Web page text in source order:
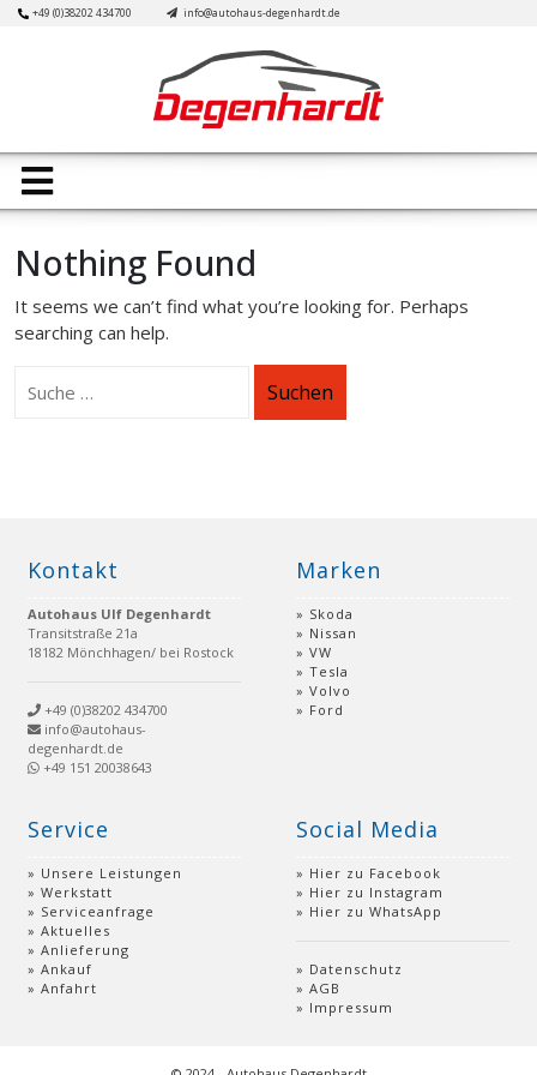
Skip+49 (0)38202 434700 info@autohaus-degenhardt.de
Open
Nothing Found
It seems we can’t find what you’re looking for. Perhaps
searching can help.
Suchen
Kontakt
Autohaus Ulf Degenhardt
Transitstraße 21a
18182 Mönchhagen/ bei Rostock
+49 (0)38202 434700
info@autohaus-
degenhardt.de
+49 151 20038643
Marken
Skoda
Nissan
VW
Tesla
Volvo
Ford
Service
Unsere Leistungen
Werkstatt
Serviceanfrage
Aktuelles
Anlieferung
Ankauf
Anfahrt
Social Media
Hier zu Facebook
Hier zu Instagram
Hier zu WhatsApp
Datenschutz
AGB
Impressum